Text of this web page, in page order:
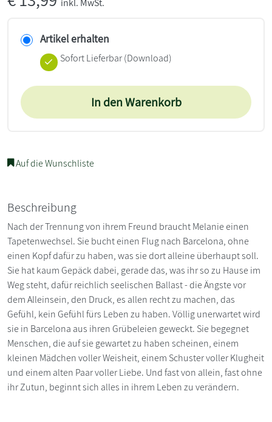
Artikel erhalten
Sofort Lieferbar (Download)
In den Warenkorb
Auf die Wunschliste
Beschreibung
Nach der Trennung von ihrem Freund braucht Melanie einen
Tapetenwechsel. Sie bucht einen Flug nach Barcelona, ohne
einen Kopf dafür zu haben, was sie dort alleine überhaupt soll.
Sie hat kaum Gepäck dabei, gerade das, was ihr so zu Hause im
Weg steht, dafür reichlich seelischen Ballast - die Ängste vor
dem Alleinsein, den Druck, es allen recht zu machen, das
Gefühl, kein Gefühl fürs Leben zu haben. Völlig unerwartet wird
sie in Barcelona aus ihren Grübeleien geweckt. Sie begegnet
Menschen, die auf sie gewartet zu haben scheinen, einem
kleinen Mädchen voller Weisheit, einem Schuster voller Klugheit
und einem alten Paar voller Liebe. Und fast von allein, fast ohne
ihr Zutun, beginnt sich alles in ihrem Leben zu verändern.